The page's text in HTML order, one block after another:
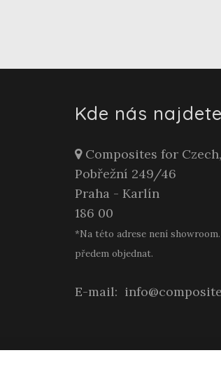
Kde nás
Composites for
Pobřežní 249/46
Praha - Karlín
186 00
*Na této adrese není
předem objednat.
E-mail: